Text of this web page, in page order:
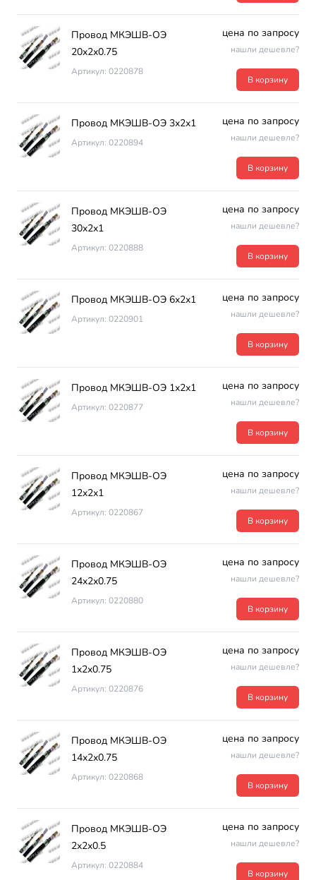
Провод МКЭШВ-ОЭ
20х2х0.75
Артикул: 0220878
цена по запросу
нашли дешевле?
В корзину
Провод МКЭШВ-ОЭ 3х2х1
Артикул: 0220894
цена по запросу
нашли дешевле?
В корзину
Провод МКЭШВ-ОЭ
30х2х1
Артикул: 0220888
цена по запросу
нашли дешевле?
В корзину
Провод МКЭШВ-ОЭ 6х2х1
Артикул: 0220901
цена по запросу
нашли дешевле?
В корзину
Провод МКЭШВ-ОЭ 1х2х1
Артикул: 0220877
цена по запросу
нашли дешевле?
В корзину
Провод МКЭШВ-ОЭ
12х2х1
Артикул: 0220867
цена по запросу
нашли дешевле?
В корзину
Провод МКЭШВ-ОЭ
24х2х0.75
Артикул: 0220880
цена по запросу
нашли дешевле?
В корзину
Провод МКЭШВ-ОЭ
1х2х0.75
Артикул: 0220876
цена по запросу
нашли дешевле?
В корзину
Провод МКЭШВ-ОЭ
14х2х0.75
Артикул: 0220868
цена по запросу
нашли дешевле?
В корзину
Провод МКЭШВ-ОЭ
2х2х0.5
Артикул: 0220884
цена по запросу
нашли дешевле?
В корзину